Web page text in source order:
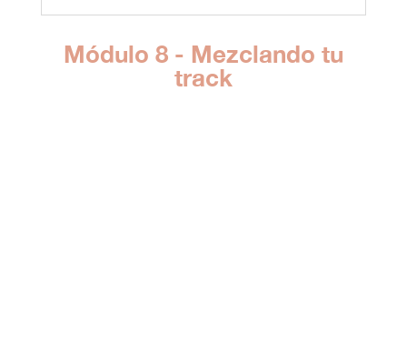
Módulo 8 - Mezclando tu
track